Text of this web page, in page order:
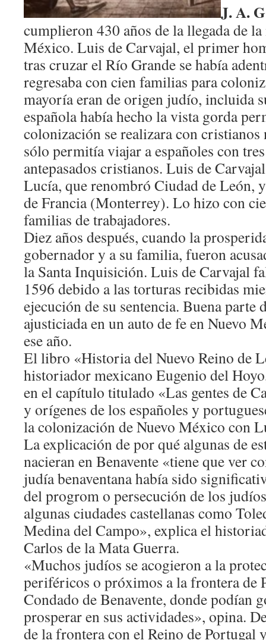
J. A.
cumplieron 430 años de la llegada de la
México. Luis de Carvajal, el primer
tras cruzar el Río Grande se había
regresaba con cien familias para
mayoría eran de origen judío, incluida
española había hecho la vista gorda
colonización se realizara con cristianos
sólo permitía viajar a españoles con
antepasados cristianos. Luis de
Lucía, que renombró Ciudad de León,
de Francia (Monterrey). Lo hizo con
familias de trabajadores.
Diez años después, cuando la
gobernador y a su familia, fueron
la Santa Inquisición. Luis de Carvajal
1596 debido a las torturas recibidas
ejecución de su sentencia. Buena parte
ajusticiada en un auto de fe en Nuevo
ese año.
El libro «Historia del Nuevo Reino de
historiador mexicano Eugenio del
en el capítulo titulado «Las gentes de
y orígenes de los españoles y
la colonización de Nuevo México con
La explicación de por qué algunas de
nacieran en Benavente «tiene que ver
judía benaventana había sido
del progrom o persecución de los
algunas ciudades castellanas como
Medina del Campo», explica el
Carlos de la Mata Guerra.
«Muchos judíos se acogieron a la
periféricos o próximos a la frontera de
Condado de Benavente, donde podían
prosperar en sus actividades», opina.
de la frontera con el Reino de Portugal